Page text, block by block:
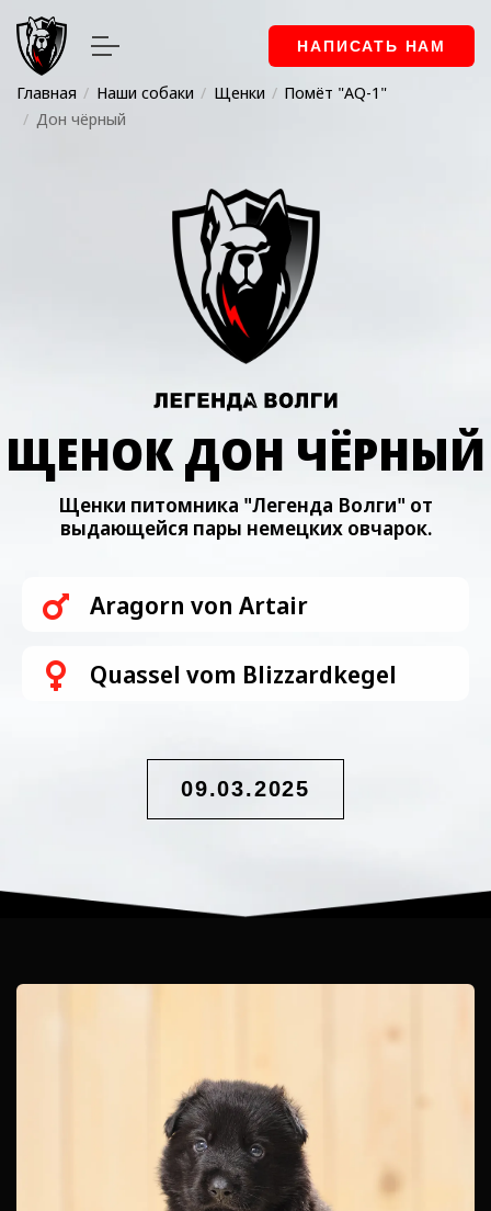
НАПИСАТЬ НАМ
Главная Наши собаки Щенки
Помёт "AQ-1"
Дон чёрный
ЩЕНОК ДОН ЧЁРНЫЙ
Щенки питомника "Легенда Волги" от
выдающейся пары немецких овчарок.
Aragorn von Artair
Quassel vom Blizzardkegel
09.03.2025